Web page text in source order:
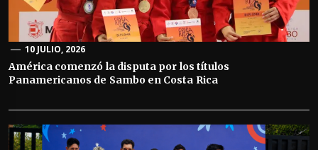
10 JULIO, 2026
América comenzó la disputa por los títulos
Panamericanos de Sambo en Costa Rica